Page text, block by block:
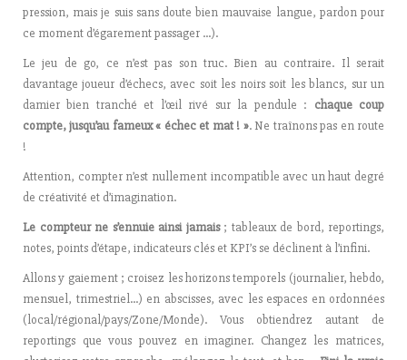
pression, mais je suis sans doute bien mauvaise langue, pardon pour
ce moment d’égarement passager …).
Le jeu de go, ce n’est pas son truc. Bien au contraire. Il serait
davantage joueur d’échecs, avec soit les noirs soit les blancs, sur un
damier bien tranché et l’œil rivé sur la pendule : chaque coup
compte, jusqu’au fameux « échec et mat ! ». Ne traînons pas en route
!
Attention, compter n’est nullement incompatible avec un haut degré
de créativité et d’imagination.
Le compteur ne s’ennuie ainsi jamais; tableaux de bord, reportings,
notes, points d’étape, indicateurs clés et KPI’s se déclinent à l’infini.
Allons y gaiement ; croisez les horizons temporels (journalier, hebdo,
mensuel, trimestriel…) en abscisses, avec les espaces en ordonnées
(local/régional/pays/Zone/Monde). Vous obtiendrez autant de
reportings que vous pouvez en imaginer. Changez les matrices,